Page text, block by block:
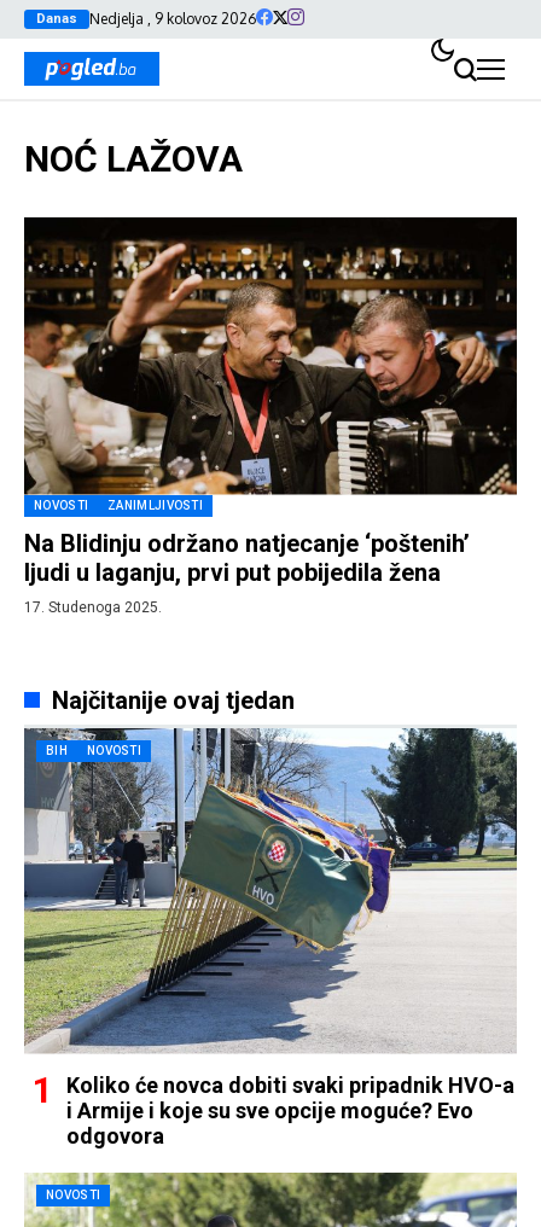
Danas Nedjelja , 9 kolovoz 2026
NOĆ LAŽOVA
NOVOSTI ZANIMLJIVOSTI
Na Blidinju održano natjecanje ‘poštenih’
ljudi u laganju, prvi put pobijedila žena
17. Studenoga 2025.
Najčitanije ovaj tjedan
BIH NOVOSTI
Koliko će novca dobiti svaki pripadnik HVO-a
i Armije i koje su sve opcije moguće? Evo
odgovora
NOVOSTI